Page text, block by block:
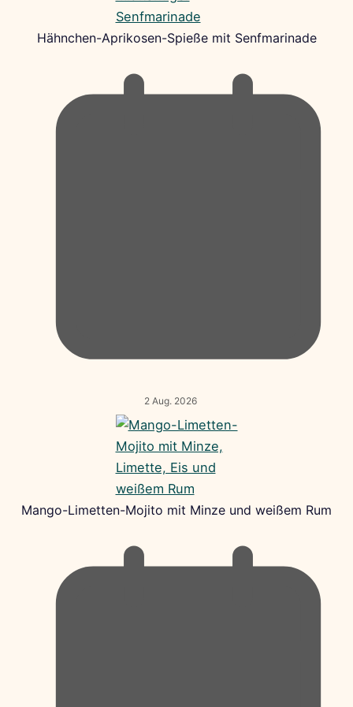
Hähnchen-Aprikosen-Spieße mit Senfmarinade
2 Aug. 2026
Mango-Limetten-Mojito mit Minze und weißem Rum